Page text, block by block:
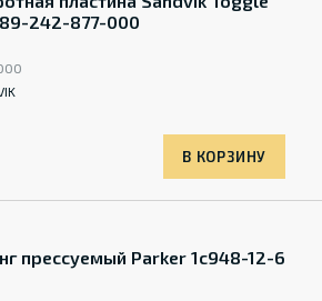
242-877-000
В КОРЗИНУ
прессуемый Parker 1c948-12-6